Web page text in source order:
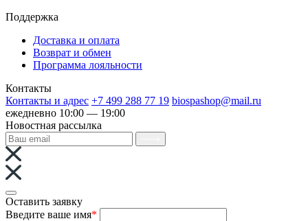
Поддержка
Доставка и оплата
Возврат и обмен
Программа лояльности
Контакты
Контакты и адрес +7 499 288 77 19 biospashop@mail.ru
ежедневно 10:00 — 19:00
Новостная рассылка
Оставить заявку
Введите ваше имя*